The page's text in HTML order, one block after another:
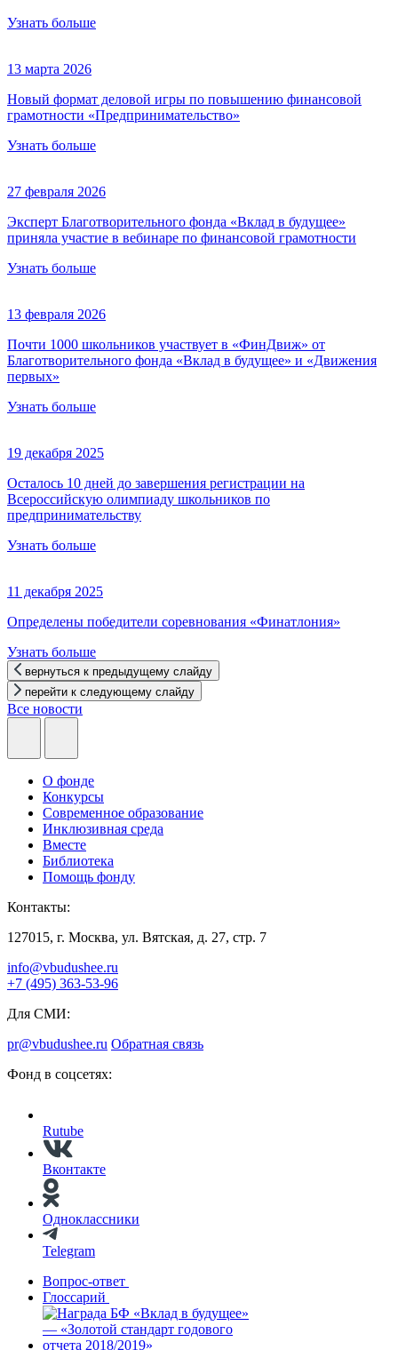
Узнать больше
13 марта 2026
Новый формат деловой игры по повышению финансовой
грамотности «Предпринимательство»
Узнать больше
27 февраля 2026
Эксперт Благотворительного фонда «Вклад в будущее»
приняла участие в вебинаре по финансовой грамотности
Узнать больше
13 февраля 2026
Почти 1000 школьников участвует в «ФинДвиж» от
Благотворительного фонда «Вклад в будущее» и «Движения
первых»
Узнать больше
19 декабря 2025
Осталось 10 дней до завершения регистрации на
Всероссийскую олимпиаду школьников по
предпринимательству
Узнать больше
11 декабря 2025
Определены победители соревнования «Финатлония»
Узнать больше
вернуться к предыдущему слайду
перейти к следующему слайду
Все новости
О фонде
Конкурсы
Современное образование
Инклюзивная среда
Вместе
Библиотека
Помощь фонду
Контакты:
127015, г. Москва, ул. Вятская, д. 27, стр. 7
info@vbudushee.ru
+7 (495) 363-53-96
Для СМИ:
pr@vbudushee.ru Обратная связь
Фонд в соцсетях:
Rutube
Вконтакте
Одноклассники
Telegram
Вопрос-ответ
Глоссарий